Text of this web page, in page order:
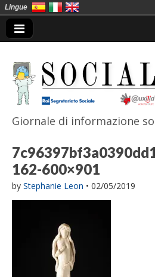
Giornale di informazione
162-600×901
by Stephanie Leon • 02/05/2019
Lingue